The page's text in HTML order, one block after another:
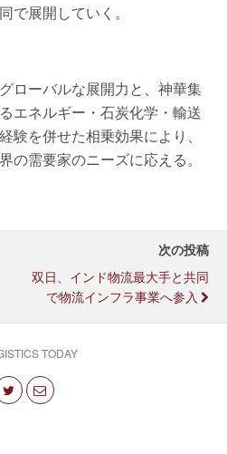
で展開していく。
ローバルな展開力と、神華集
エネルギー・石炭化学・輸送
験を併せた相乗効果により、
の需要家のニーズに応える。
次の投稿
双日、インド物流最大手と共同
で物流インフラ事業へ参入
TODAY